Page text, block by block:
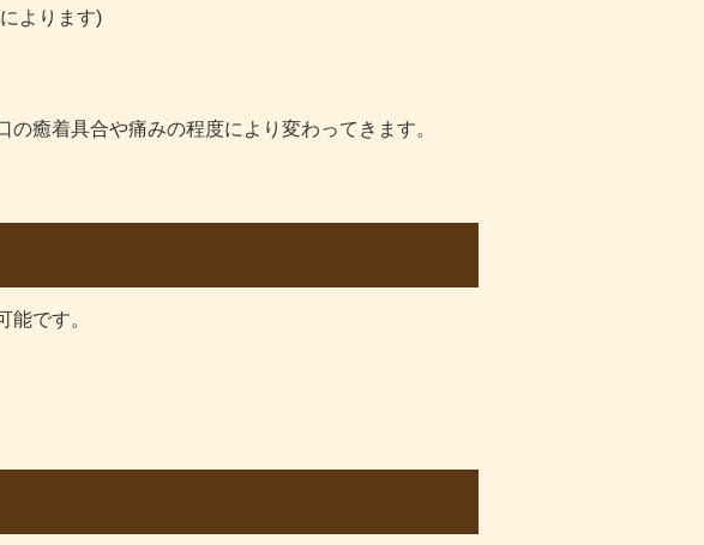
よります)
癒着具合や痛みの程度により変わってきます。
です。